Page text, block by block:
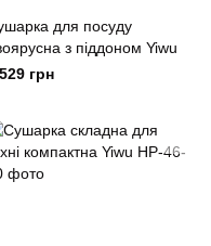
для посуду
з піддоном Yiwu
грн